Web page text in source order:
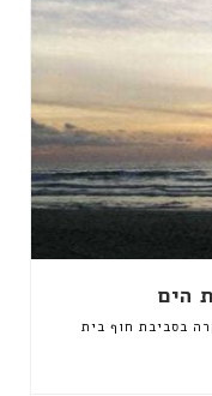
הים
בסביבת חוף בית